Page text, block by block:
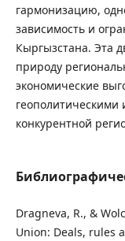
гармонизацию,
зависимость и
Кыргызстана. Эта
природу
экономические
геополитическими
конкурентной
Dragneva, R., &
Union: Deals, rules